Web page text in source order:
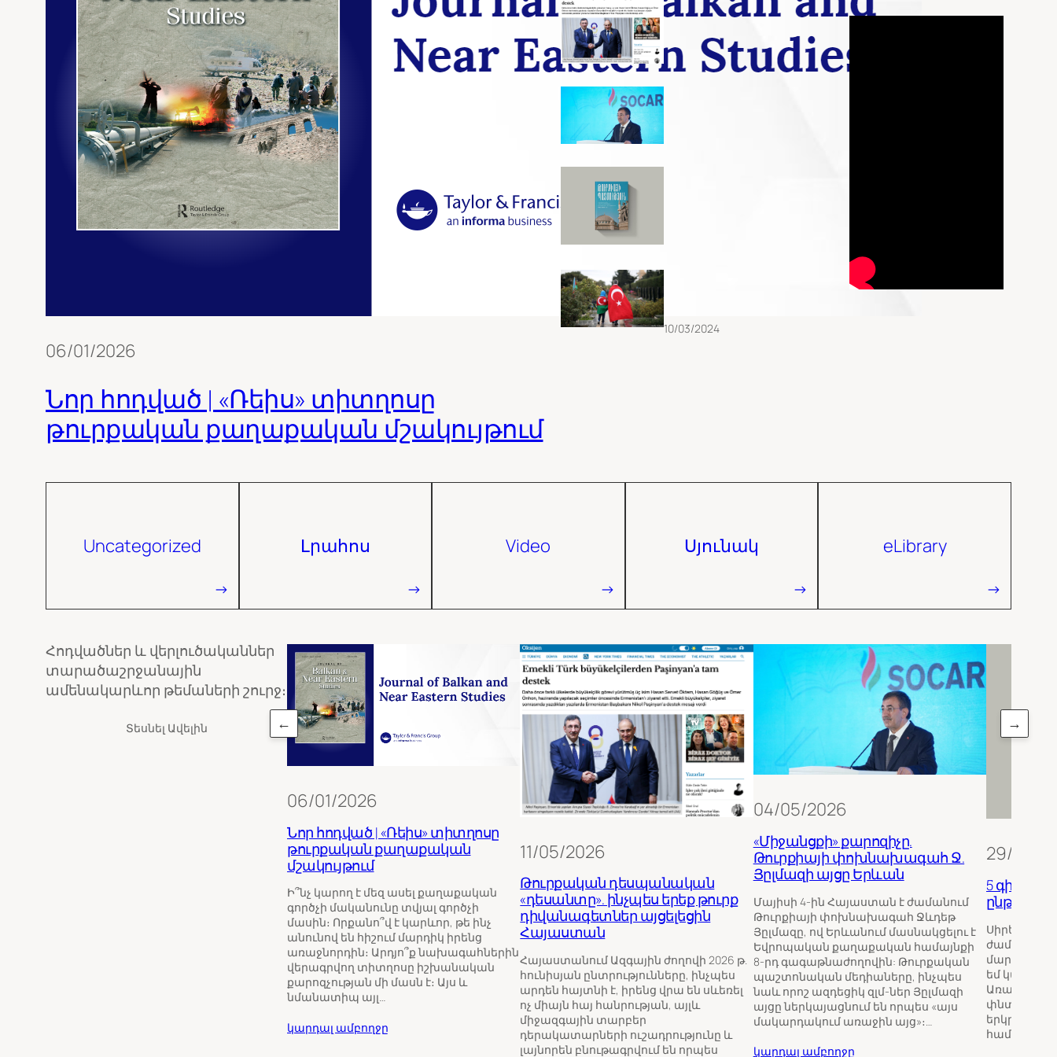
06/01/2026
Նոր հոդված | «Ռեիս» տիտղոսը
թուրքական քաղաքական մշակույթում
այցելեցին Հայաստան
11/05/2026
«Միջանցքի» քարոզիչը.
Թուրքիայի փոխնախագահ
Ջ. Յըլմազի այցը Երևան
ընթերցելու համար
քաղաքական
Արցախից հետո. տոտալ
պատերազմ
10/03/2024
Uncategorized Լրահոս Video Սյունակ eLibrary
Հոդվածներ և վերլուծականներ
տարածաշրջանային
ամենակարևոր թեմաների շուրջ։
Տեսնել Ավելին
06/01/2026
Նոր հոդված | «Ռեիս» տիտղոսը
թուրքական քաղաքական
մշակույթում
Ի՞նչ կարող է մեզ ասել քաղաքական
գործչի մականունը տվյալ գործչի
մասին։ Որքանո՞վ է կարևոր, թե ինչ
անունով են հիշում մարդիկ իրենց
առաջնորդին։ Արդյո՞ք նախագահներին
վերագրվող տիտղոսը իշխանական
քարոզչության մի մասն է։ Այս և
նմանատիպ այլ…
կարդալ ամբողջը
11/05/2026
Թուրքական դեսպանական
«դեսանտը». ինչպես երեք թուրք
դիվանագետներ այցելեցին
Հայաստան
Հայաստանում Ազգային ժողովի 2026 թ.
հունիսյան ընտրությունները, ինչպես
արդեն հայտնի է, իրենց վրա են սևեռել
ոչ միայն հայ հանրության, այլև
միջազգային տարբեր
դերակատարների ուշադրությունը և
լայնորեն բնութագրվում են որպես
04/05/2026
«Միջանցքի» քարոզիչը.
Թուրքիայի փոխնախագահ Ջ.
Յըլմազի այցը Երևան
Մայիսի 4-ին Հայաստան է ժամանում
Թուրքիայի փոխնախագահ Ջևդեթ
Յըլմազը, ով Երևանում մասնակցելու է
Եվրոպական քաղաքական համայնքի
8-րդ գագաթնաժողովին: Թուրքական
պաշտոնական մեդիաները, ինչպես
նաև որոշ ազդեցիկ զլմ-ներ Յըլմազի
այցը ներկայացնում են որպես «այս
մակարդակում առաջին այց»։…
կարդալ ամբողջը
29/12/
5 գիրք
Սիրելի՛
եմ կարդալ
Առաջինը՝
փնտրելու
երկրորդը՝
համար։
← →